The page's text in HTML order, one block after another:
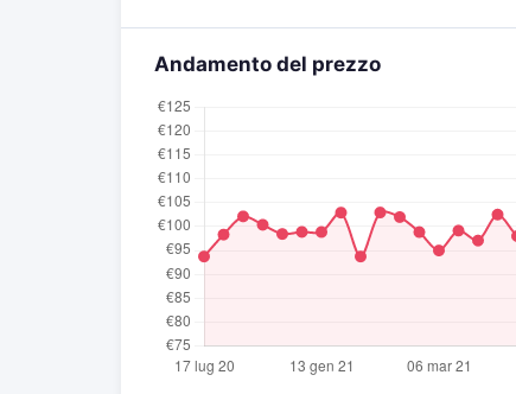
Andamento del prezzo